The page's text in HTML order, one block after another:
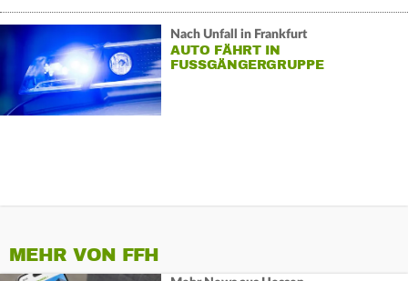
Nach Unfall in Frankfurt
AUTO FÄHRT IN
FUSSGÄNGERGRUPPE
MEHR VON FFH